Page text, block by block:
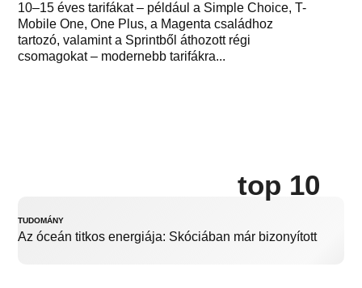
10–15 éves tarifákat – például a Simple Choice, T-
Mobile One, One Plus, a Magenta családhoz
tartozó, valamint a Sprintből áthozott régi
csomagokat – modernebb tarifákra...
top 10
TUDOMÁNY
Az óceán titkos energiája: Skóciában már bizonyított